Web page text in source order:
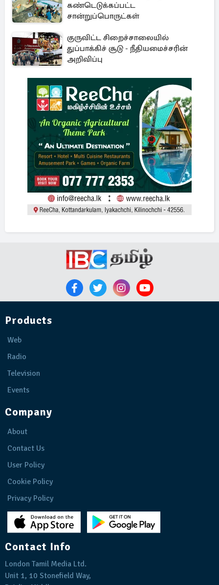
கண்டெடுக்கப்பட்ட
சான்றுப்பொருட்கள்
குருவிட்ட சிறைச்சாலையில்
துப்பாக்கிச் சூடு - நீதியமைச்சரின்
அறிவிப்பு
Products
Web
Radio
Television
Events
Company
About
Contact Us
User Policy
Cookie Policy
Privacy Policy
Contact Info
London Tamil Media Ltd.
Unit 1, 10 Stonefield Way,